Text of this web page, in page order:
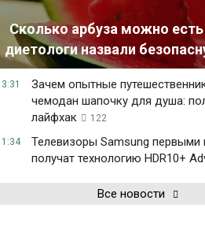
Сколько арбуза можно есть
диетологи назвали
Зачем опытные
чемодан шапочку для душа:
лайфхак
122
Телевизоры Samsung первыми
получат технологию HDR10+
Все новости